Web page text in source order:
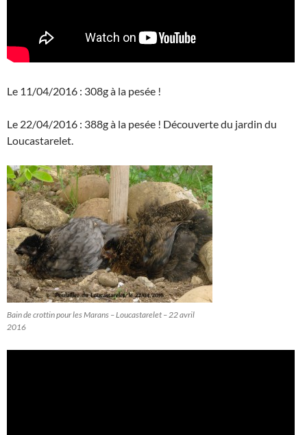
Le 11/04/2016 : 308g à la pesée !
Le 22/04/2016 : 388g à la pesée ! Découverte du jardin du
Loucastarelet.
Bain de crottin pour les Marans – Loucastarelet – 22 avril
2016